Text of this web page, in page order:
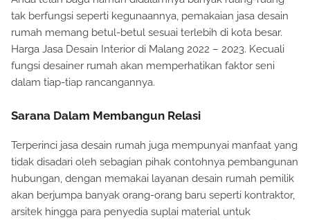
tak berfungsi seperti kegunaannya, pemakaian jasa desain
rumah memang betul-betul sesuai terlebih di kota besar.
Harga Jasa Desain Interior di Malang 2022 – 2023. Kecuali
fungsi desainer rumah akan memperhatikan faktor seni
dalam tiap-tiap rancangannya.
Sarana Dalam Membangun Relasi
Terperinci jasa desain rumah juga mempunyai manfaat yang
tidak disadari oleh sebagian pihak contohnya pembangunan
hubungan, dengan memakai layanan desain rumah pemilik
akan berjumpa banyak orang-orang baru seperti kontraktor,
arsitek hingga para penyedia suplai material untuk